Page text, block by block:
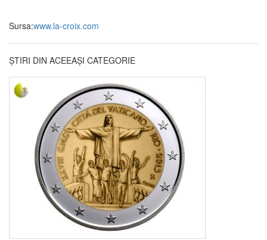
Sursa:www.la-croix.com
ȘTIRI DIN ACEEAȘI CATEGORIE